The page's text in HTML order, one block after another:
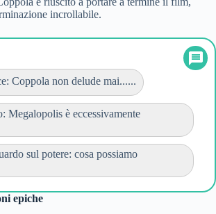
incrollabile.
Coppola non delude mai......
Megalopolis è eccessivamente
sul potere: cosa possiamo
epiche